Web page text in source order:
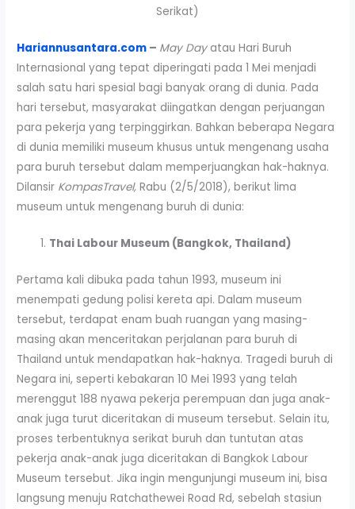
Serikat)
Hariannusantara.com – May Dayatau Hari Buruh
Internasional yang tepat diperingati pada 1 Mei menjadi
salah satu hari spesial bagi banyak orang di dunia. Pada
hari tersebut, masyarakat diingatkan dengan perjuangan
para pekerja yang terpinggirkan. Bahkan beberapa Negara
di dunia memiliki museum khusus untuk mengenang usaha
para buruh tersebut dalam memperjuangkan hak-haknya.
Dilansir KompasTravel, Rabu (2/5/2018), berikut lima
museum untuk mengenang buruh di dunia:
Thai Labour Museum (Bangkok, Thailand)
Pertama kali dibuka pada tahun 1993, museum ini
menempati gedung polisi kereta api. Dalam museum
tersebut, terdapat enam buah ruangan yang masing-
masing akan menceritakan perjalanan para buruh di
Thailand untuk mendapatkan hak-haknya. Tragedi buruh di
Negara ini, seperti kebakaran 10 Mei 1993 yang telah
merenggut 188 nyawa pekerja perempuan dan juga anak-
anak juga turut diceritakan di museum tersebut. Selain itu,
proses terbentuknya serikat buruh dan tuntutan atas
pekerja anak-anak juga diceritakan di Bangkok Labour
Museum tersebut. Jika ingin mengunjungi museum ini, bisa
langsung menuju Ratchathewei Road Rd, sebelah stasiun